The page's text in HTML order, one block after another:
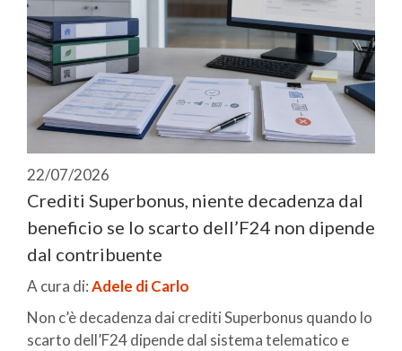
22/07/2026
Crediti Superbonus, niente decadenza dal
beneficio se lo scarto dell’F24 non dipende
dal contribuente
A cura di:Adele di Carlo
Non c’è decadenza dai crediti Superbonus quando lo
scarto dell’F24 dipende dal sistema telematico e